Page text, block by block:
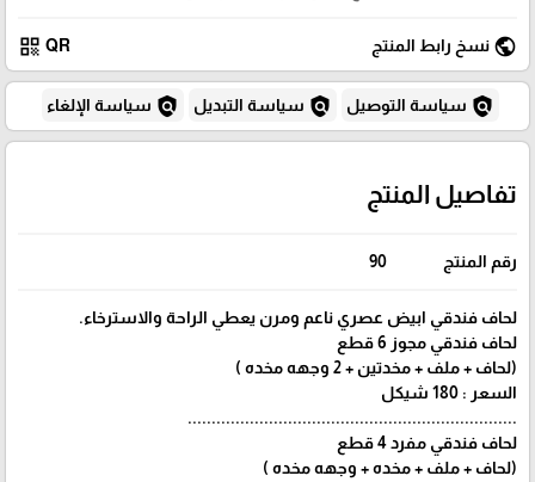
public نسخ رابط المنتج QR
qr_code
policy سياسة التوصيل policy سياسة التبديل policy سياسة الإلغاء
تفاصيل المنتج
رقم المنتج 90
لحاف فندقي ابيض عصري ناعم ومرن يعطي الراحة والاسترخاء.
لحاف فندقي مجوز 6 قطع
(لحاف + ملف + مخدتين + 2 وجهه مخده )
السعر : 180 شيكل
.....................................................................
لحاف فندقي مفرد 4 قطع
(لحاف + ملف + مخده + وجهه مخده )